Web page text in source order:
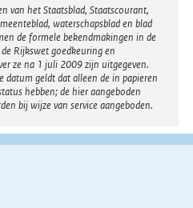
van het Staatsblad, Staatscourant,
waterschapsblad en blad
de formele bekendmakingen in de
Rijkswet goedkeuring en
ze na 1 juli 2009 zijn uitgegeven.
datum geldt dat alleen de in papieren
hebben; de hier aangeboden
bij wijze van service aangeboden.